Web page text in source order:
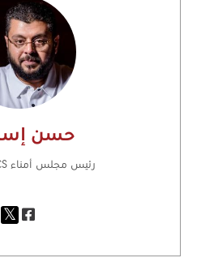
حسن
رئيس مجلس أمناء STRATEGIECS